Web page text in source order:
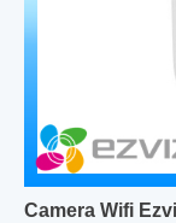
Camera Wifi